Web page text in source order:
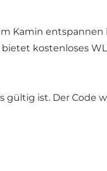
Kamin
kostenloses
ist. Der Code